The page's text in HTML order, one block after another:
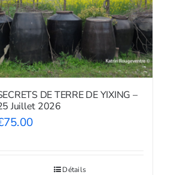
DE TERRE DE YIXING –
Juillet 2026
75.00
Détails